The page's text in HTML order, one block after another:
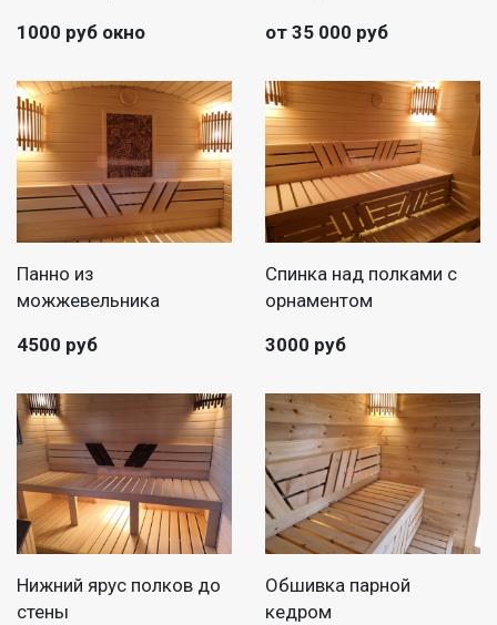
1000 руб окно
от 35 000 руб
Панно из
можжевельника
4500 руб
Спинка над полками с
орнаментом
3000 руб
Нижний ярус полков до
стены
Обшивка парной
кедром